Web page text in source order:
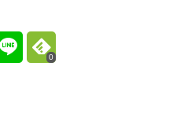
0